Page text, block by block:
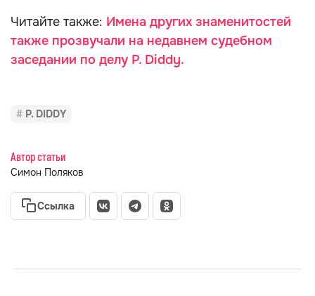
Читайте также: Имена других знаменитостей
также прозвучали на недавнем судебном
заседании по делу P. Diddy.
P. DIDDY
Автор статьи
Симон Поляков
Ссылка